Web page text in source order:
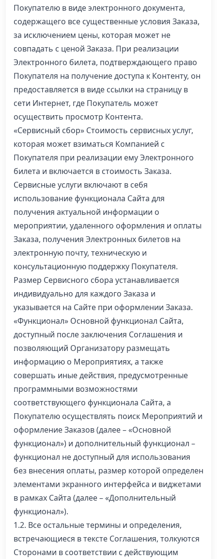
Покупателю в виде электронного документа,
содержащего все существенные условия Заказа,
за исключением цены, которая может не
совпадать с ценой Заказа. При реализации
Электронного билета, подтверждающего право
Покупателя на получение доступа к Контенту, он
предоставляется в виде ссылки на страницу в
сети Интернет, где Покупатель может
осуществить просмотр Контента.
«Сервисный сбор» Стоимость сервисных услуг,
которая может взиматься Компанией с
Покупателя при реализации ему Электронного
билета и включается в стоимость Заказа.
Сервисные услуги включают в себя
использование функционала Сайта для
получения актуальной информации о
мероприятии, удаленного оформления и оплаты
Заказа, получения Электронных билетов на
электронную почту, техническую и
консультационную поддержку Покупателя.
Размер Сервисного сбора устанавливается
индивидуально для каждого Заказа и
указывается на Сайте при оформлении Заказа.
«Функционал» Основной функционал Сайта,
доступный после заключения Соглашения и
позволяющий Организатору размещать
информацию о Мероприятиях, а также
совершать иные действия, предусмотренные
программными возможностями
соответствующего функционала Сайта, а
Покупателю осуществлять поиск Мероприятий и
оформление Заказов (далее – «Основной
функционал») и дополнительный функционал –
функционал не доступный для использования
без внесения оплаты, размер которой определен
элементами экранного интерфейса и виджетами
в рамках Сайта (далее – «Дополнительный
функционал»).
1.2. Все остальные термины и определения,
встречающиеся в тексте Соглашения, толкуются
Сторонами в соответствии с действующим